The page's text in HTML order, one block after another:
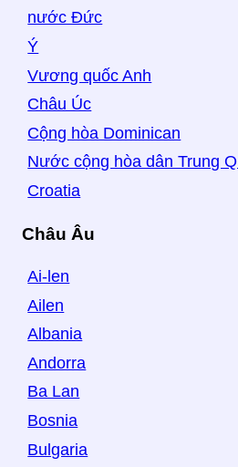
nước Đức
Ý
Vương quốc Anh
Châu Úc
Cộng hòa Dominican
Nước cộng hòa dân Trung
Croatia
Châu Âu
Ai-len
Ailen
Albania
Andorra
Ba Lan
Bosnia
Bulgaria